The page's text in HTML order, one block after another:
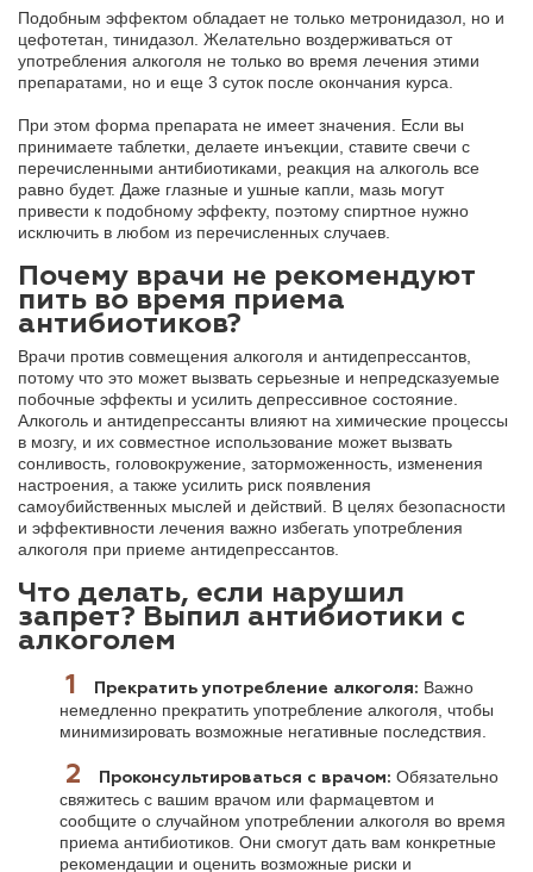
Подобным эффектом обладает не только метронидазол, но и
цефотетан, тинидазол. Желательно воздерживаться от
употребления алкоголя не только во время лечения этими
препаратами, но и еще 3 суток после окончания курса.
При этом форма препарата не имеет значения. Если вы
принимаете таблетки, делаете инъекции, ставите свечи с
перечисленными антибиотиками, реакция на алкоголь все
равно будет. Даже глазные и ушные капли, мазь могут
привести к подобному эффекту, поэтому спиртное нужно
исключить в любом из перечисленных случаев.
Почему врачи не рекомендуют
пить во время приема
антибиотиков?
Врачи против совмещения алкоголя и антидепрессантов,
потому что это может вызвать серьезные и непредсказуемые
побочные эффекты и усилить депрессивное состояние.
Алкоголь и антидепрессанты влияют на химические процессы
в мозгу, и их совместное использование может вызвать
сонливость, головокружение, заторможенность, изменения
настроения, а также усилить риск появления
самоубийственных мыслей и действий. В целях безопасности
и эффективности лечения важно избегать употребления
алкоголя при приеме антидепрессантов.
Что делать, если нарушил
запрет? Выпил антибиотики с
алкоголем
Прекратить употребление алкоголя: Важно
немедленно прекратить употребление алкоголя, чтобы
минимизировать возможные негативные последствия.
Проконсультироваться с врачом: Обязательно
свяжитесь с вашим врачом или фармацевтом и
сообщите о случайном употреблении алкоголя во время
приема антибиотиков. Они смогут дать вам конкретные
рекомендации и оценить возможные риски и